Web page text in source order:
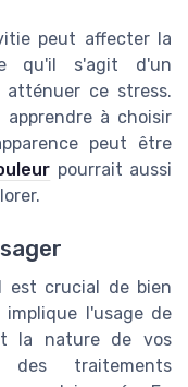
peut affecter la
qu'il s'agit d'un
ce stress.
à choisir
peut être
pourrait aussi
est crucial de bien
l'usage de
la nature de vos
des traitements